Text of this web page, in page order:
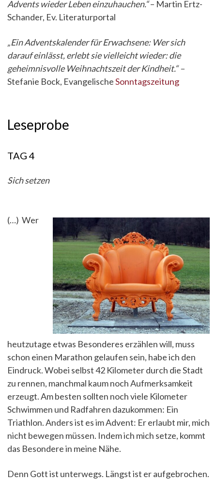
Advents wieder Leben einzuhauchen.“– Martin Ertz-
Schander, Ev. Literaturportal
„Ein Adventskalender für Erwachsene: Wer sich
darauf einlässt, erlebt sie vielleicht wieder: die
geheimnisvolle Weihnachtszeit der Kindheit.“ –
Stefanie Bock, EvangelischeSonntagszeitung
Leseprobe
TAG 4
Sich setzen
(…) Wer
heutzutage etwas Besonderes erzählen will, muss
schon einen Marathon gelaufen sein, habe ich den
Eindruck. Wobei selbst 42 Kilometer durch die Stadt
zu rennen, manchmal kaum noch Aufmerksamkeit
erzeugt. Am besten sollten noch viele Kilometer
Schwimmen und Radfahren dazukommen: Ein
Triathlon. Anders ist es im Advent: Er erlaubt mir, mich
nicht bewegen müssen. Indem ich mich setze, kommt
das Besondere in meine Nähe.
Denn Gott ist unterwegs. Längst ist er aufgebrochen.